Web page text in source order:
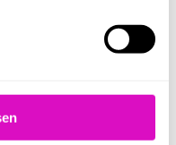
setzen wir
wir einen wichtigen